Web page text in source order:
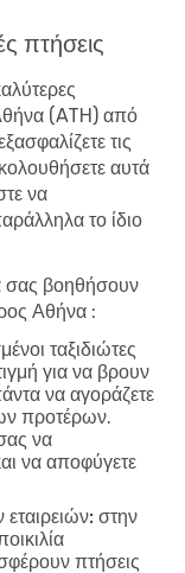
πτήσεις
(ATH) από
τις
αυτά
να
το ίδιο
σας βοηθήσουν
Αθήνα :
ταξιδιώτες
για να βρουν
να αγοράζετε
προτέρων.
να
να αποφύγετε
στην
πτήσεις